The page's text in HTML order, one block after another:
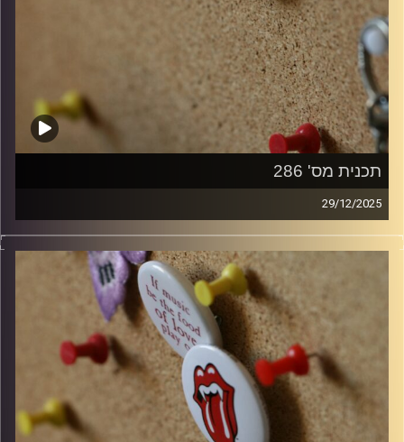
תכנית מס' 286
29/12/2025
קלאסיקות רוק עם אורן הוף
włodi